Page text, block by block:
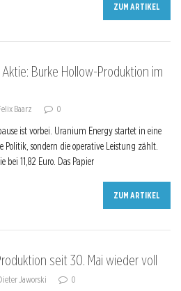
ZUM ARTIKEL
Burke Hollow-Produktion im
Baarz 0
ist vorbei. Uranium Energy startet in eine
Politik, sondern die operative Leistung zählt.
bei 11,82 Euro. Das Papier
ZUM ARTIKEL
seit 30. Mai wieder voll
Jaworski 0